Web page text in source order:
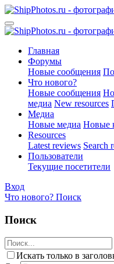
Главная
Форумы
Новые сообщения
Что нового?
Новые сообщения
медиа New resources
Медиа
Новые медиа Новые
Resources
Latest reviews Search
Пользователи
Текущие посетители
Вход
Что нового? Поиск
Поиск
Искать только в